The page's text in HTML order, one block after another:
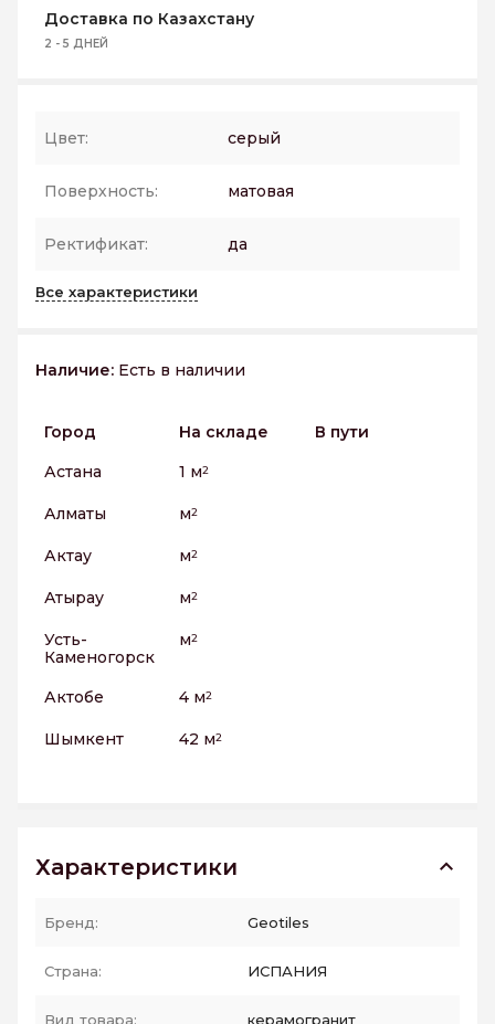
Доставка по Казахстану
2 - 5 ДНЕЙ
Цвет: серый
Поверхность: матовая
Ректификат: да
Все характеристики
Наличие: Есть в наличии
Город На складе
В пути
Астана
1 м2
Алматы м2
Актау м2
Атырау м2
Усть-
Каменогорск
м2
Актобе 4 м2
Шымкент 42 м2
Характеристики
Бренд: Geotiles
Страна: ИСПАНИЯ
Вид товара: керамогранит